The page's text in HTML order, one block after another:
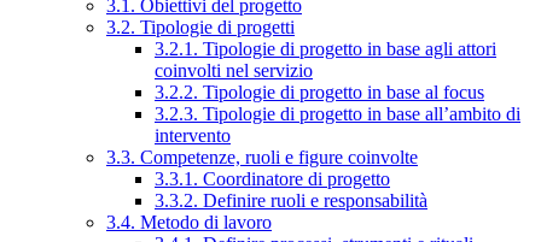
3.1. Obiettivi del progetto
3.2. Tipologie di progetti
3.2.1. Tipologie di progetto in base agli attori
coinvolti nel servizio
3.2.2. Tipologie di progetto in base al focus
3.2.3. Tipologie di progetto in base all’ambito di
intervento
3.3. Competenze, ruoli e figure coinvolte
3.3.1. Coordinatore di progetto
3.3.2. Definire ruoli e responsabilità
3.4. Metodo di lavoro